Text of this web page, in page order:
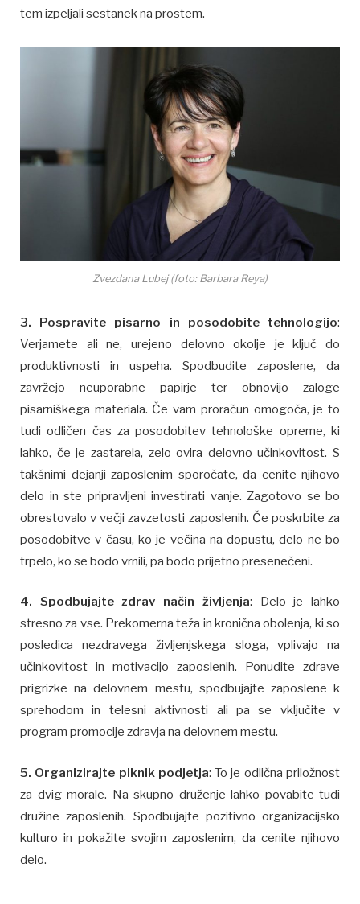
tem izpeljali sestanek na prostem.
Zvezdana Lubej (foto: Barbara Reya)
3. Pospravite pisarno in posodobite tehnologijo:
Verjamete ali ne, urejeno delovno okolje je ključ do
produktivnosti in uspeha. Spodbudite zaposlene, da
zavržejo neuporabne papirje ter obnovijo zaloge
pisarniškega materiala. Če vam proračun omogoča, je to
tudi odličen čas za posodobitev tehnološke opreme, ki
lahko, če je zastarela, zelo ovira delovno učinkovitost. S
takšnimi dejanji zaposlenim sporočate, da cenite njihovo
delo in ste pripravljeni investirati vanje. Zagotovo se bo
obrestovalo v večji zavzetosti zaposlenih. Če poskrbite za
posodobitve v času, ko je večina na dopustu, delo ne bo
trpelo, ko se bodo vrnili, pa bodo prijetno presenečeni.
4. Spodbujajte zdrav način življenja: Delo je lahko
stresno za vse. Prekomerna teža in kronična obolenja, ki so
posledica nezdravega življenjskega sloga, vplivajo na
učinkovitost in motivacijo zaposlenih. Ponudite zdrave
prigrizke na delovnem mestu, spodbujajte zaposlene k
sprehodom in telesni aktivnosti ali pa se vključite v
program promocije zdravja na delovnem mestu.
5. Organizirajte piknik podjetja: To je odlična priložnost
za dvig morale. Na skupno druženje lahko povabite tudi
družine zaposlenih. Spodbujajte pozitivno organizacijsko
kulturo in pokažite svojim zaposlenim, da cenite njihovo
delo.